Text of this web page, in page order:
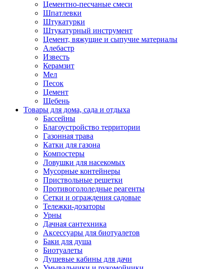
Цементно-песчаные смеси
Шпатлевки
Штукатурки
Штукатурный инструмент
Цемент, вяжущие и сыпучие материалы
Алебастр
Известь
Керамзит
Мел
Песок
Цемент
Щебень
Товары для дома, сада и отдыха
Бассейны
Благоустройство территории
Газонная трава
Катки для газона
Компостеры
Ловушки для насекомых
Мусорные контейнеры
Приствольные решетки
Противогололедные реагенты
Сетки и ограждения садовые
Тележки-дозаторы
Урны
Дачная сантехника
Аксессуары для биотуалетов
Баки для душа
Биотуалеты
Душевые кабины для дачи